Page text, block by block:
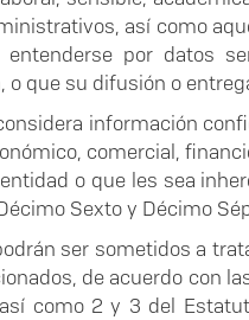
así como
entenderse por datos
o que su difusión o
información
comercial,
o que les sea
Sexto y Décimo
ser sometidos a
de acuerdo con
como 2 y 3 del